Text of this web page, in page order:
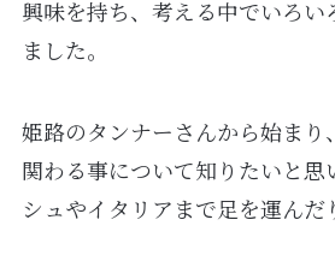
興味を持ち、考える中でいろ
ました。
姫路のタンナーさんから始まり
関わる事について知りたいと思
シュやイタリアまで足を運んだ